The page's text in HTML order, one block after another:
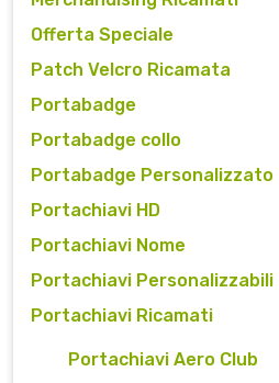
Offerta Speciale
Patch Velcro Ricamata
Portabadge
Portabadge collo
Portabadge Personalizzato
Portachiavi HD
Portachiavi Nome
Portachiavi Personalizzabili
Portachiavi Ricamati
Portachiavi Aero Club